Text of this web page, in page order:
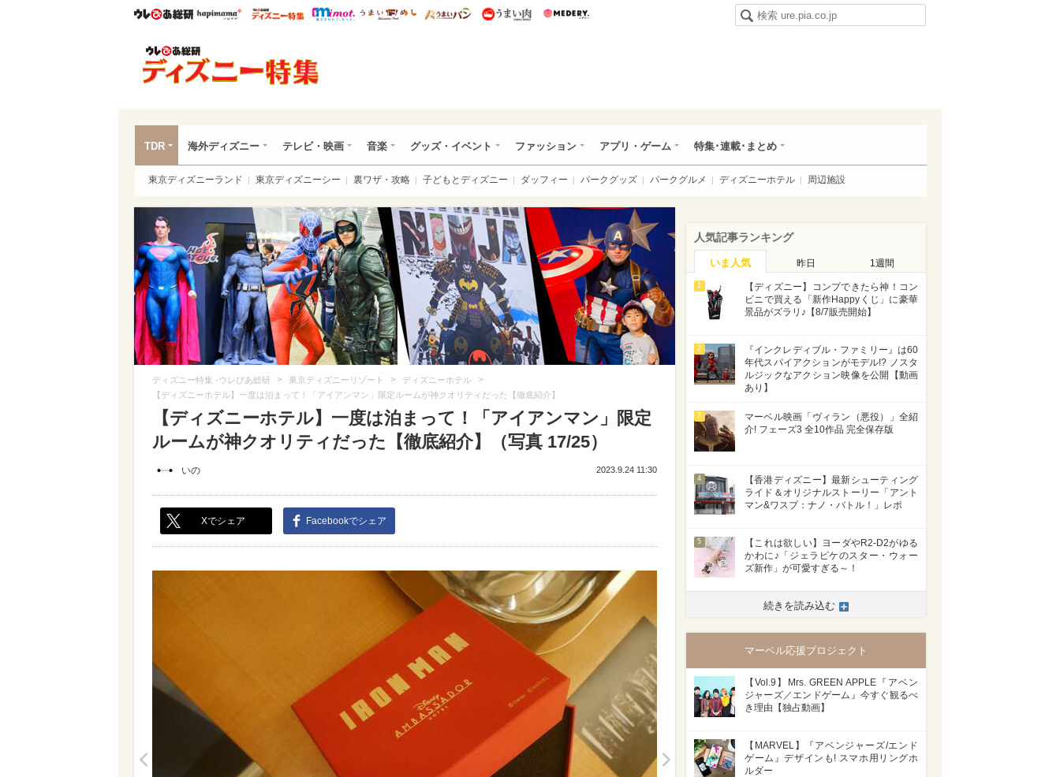
ウレぴあ総研ハピママ* ウレぴあ総研 ディズニー特集
mimot. うまいめし うまいパン うまい肉
TDR 海外ディズニー テレビ・映画 音楽 グッズ・イベント ファッション アプリ・ゲーム 特集･連載･まとめ
東京ディズニーランド 東京ディズニーシー 裏ワザ・攻略 子どもとディズニー ダッフィー パークグッズ パークグルメ ディズニーホテル 周辺施設
ディズニー特集 -ウレぴあ総研 > 東京ディズニーリゾート > ディズニーホテル >
【ディズニーホテル】一度は泊まって！「アイアンマン」限定ルームが神クオリティだった【徹底紹介】
【ディズニーホテル】一度は泊まって！「アイアンマン」限定
ルームが神クオリティだった【徹底紹介】（写真 17/25）
いの 2023.9.24 11:30
Xでシェア Facebookでシェア
>
人気記事ランキング
いま人気 昨日 1週間
1
【ディズニー】コンプできたら神！コン
ビニで買える「新作Happyくじ」に豪華
景品がズラリ♪【8/7販売開始】
2
『インクレディブル・ファミリー』は60
年代スパイアクションがモデル!? ノスタ
ルジックなアクション映像を公開【動画
あり】
3
マーベル映画「ヴィラン（悪役）」全紹
介! フェーズ3 全10作品 完全保存版
4
【香港ディズニー】最新シューティング
ライド＆オリジナルストーリー「アント
マン&ワスプ：ナノ・バトル！」レポ
5
【これは欲しい】ヨーダやR2-D2がゆる
かわに♪「ジェラピケのスター・ウォー
ズ新作」が可愛すぎる～！
続きを読み込む
マーベル応援プロジェクト
【Vol.9】Mrs. GREEN APPLE『アベン
ジャーズ／エンドゲーム』今すぐ観るべ
き理由【独占動画】
【MARVEL】『アベンジャーズ/エンド
ゲーム』デザインも! スマホ用リングホ
ルダー